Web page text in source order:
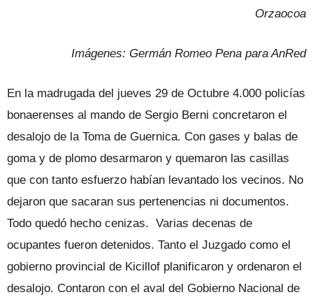
Orzaocoa
Imágenes: Germán Romeo Pena para AnRed
En la madrugada del jueves 29 de Octubre 4.000 policías
bonaerenses al mando de Sergio Berni concretaron el
desalojo de la Toma de Guernica. Con gases y balas de
goma y de plomo desarmaron y quemaron las casillas
que con tanto esfuerzo habían levantado los vecinos. No
dejaron que sacaran sus pertenencias ni documentos.
Todo quedó hecho cenizas. Varias decenas de
ocupantes fueron detenidos. Tanto el Juzgado como el
gobierno provincial de Kicillof planificaron y ordenaron el
desalojo. Contaron con el aval del Gobierno Nacional de